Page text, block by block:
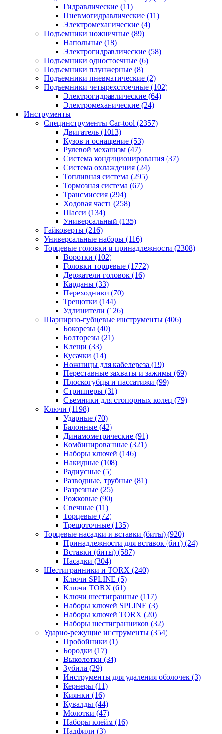
Гидравлические (11)
Пневмогидравлические (11)
Электромеханические (4)
Подъемники ножничные (89)
Напольные (18)
Электрогидравлические (58)
Подъемники одностоечные (6)
Подъемники плунжерные (8)
Подъемники пневматические (2)
Подъемники четырехстоечные (102)
Электрогидравлические (64)
Электромеханические (24)
Инструменты
Специнструменты Car-tool (2357)
Двигатель (1013)
Кузов и оснащение (53)
Рулевой механизм (47)
Система кондиционирования (37)
Система охлаждения (24)
Топливная система (295)
Тормозная система (67)
Трансмиссия (294)
Ходовая часть (258)
Шасси (134)
Универсальный (135)
Гайковерты (216)
Универсальные наборы (116)
Торцевые головки и принадлежности (2308)
Воротки (102)
Головки торцевые (1772)
Держатели головок (16)
Карданы (33)
Переходники (70)
Трещотки (144)
Удлинители (126)
Шарнирно-губцевые инструменты (406)
Бокорезы (40)
Болторезы (21)
Клещи (33)
Кусачки (14)
Ножницы для кабелереза (19)
Переставные захваты и зажимы (69)
Плоскогубцы и пассатижи (99)
Стрипперы (31)
Съемники для стопорных колец (79)
Ключи (1198)
Ударные (70)
Балонные (42)
Динамометрические (91)
Комбинированные (321)
Наборы ключей (146)
Накидные (108)
Радиусные (5)
Разводные, трубные (81)
Разрезные (25)
Рожковые (90)
Свечные (11)
Торцевые (72)
Трещоточные (135)
Торцевые насадки и вставки (биты) (920)
Принадлежности для вставок (бит) (24)
Вставки (биты) (587)
Насадки (304)
Шестигранники и TORX (240)
Ключи SPLINE (5)
Ключи TORX (61)
Ключи шестигранные (117)
Наборы ключей SPLINE (3)
Наборы ключей TORX (20)
Наборы шестигранников (32)
Ударно-режущие инструменты (354)
Пробойники (1)
Бородки (17)
Выколотки (34)
Зубила (29)
Инструменты для удаления оболочек (3)
Кернеры (11)
Киянки (16)
Кувалды (44)
Молотки (47)
Наборы клейм (16)
Надфили (3)